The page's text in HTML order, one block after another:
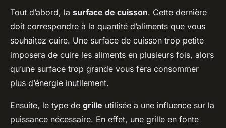
Tout d’abord, la surface de cuisson. Cette dernière
doit correspondre à la quantité d’aliments que vous
souhaitez cuire. Une surface de cuisson trop petite
imposera de cuire les aliments en plusieurs fois, alors
qu’une surface trop grande vous fera consommer
plus d’énergie inutilement.
Ensuite, le type de grille utilisée a une influence sur la
puissance nécessaire. En effet, une grille en fonte